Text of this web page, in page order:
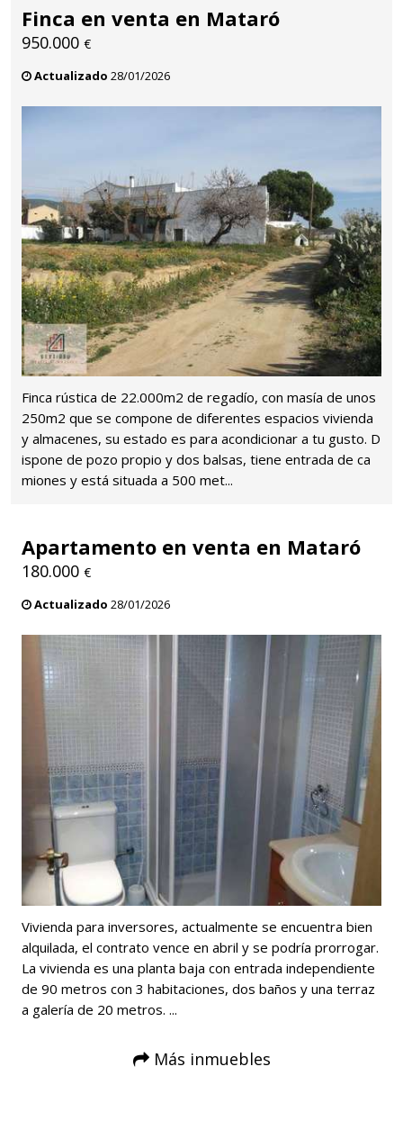
Finca en venta en Mataró
950.000 €
Actualizado 28/01/2026
Finca rústica de 22.000m2 de regadío, con masía de unos
250m2 que se compone de diferentes espacios vivienda
y almacenes, su estado es para acondicionar a tu gusto. D
ispone de pozo propio y dos balsas, tiene entrada de ca
miones y está situada a 500 met...
Apartamento en venta en Mataró
180.000 €
Actualizado 28/01/2026
Vivienda para inversores, actualmente se encuentra bien
alquilada, el contrato vence en abril y se podría prorrogar.
La vivienda es una planta baja con entrada independiente
de 90 metros con 3 habitaciones, dos baños y una terraz
a galería de 20 metros. ...
Más inmuebles